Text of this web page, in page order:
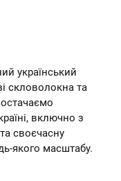
український
скловолокна та
включно з
своєчасну
якого масштабу.